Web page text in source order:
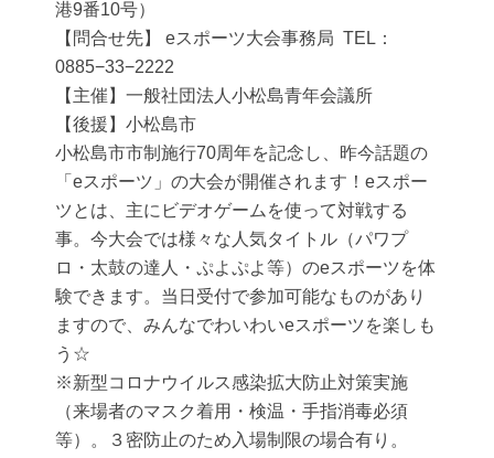
港9番10号）
【問合せ先】 eスポーツ大会事務局 TEL：
0885−33−2222
【主催】一般社団法人小松島青年会議所
【後援】小松島市
小松島市市制施行70周年を記念し、昨今話題の
「eスポーツ」の大会が開催されます！eスポー
ツとは、主にビデオゲームを使って対戦する
事。今大会では様々な人気タイトル（パワプ
ロ・太鼓の達人・ぷよぷよ等）のeスポーツを体
験できます。当日受付で参加可能なものがあり
ますので、みんなでわいわいeスポーツを楽しも
う☆
※新型コロナウイルス感染拡大防止対策実施
（来場者のマスク着用・検温・手指消毒必須
等）。３密防止のため入場制限の場合有り。